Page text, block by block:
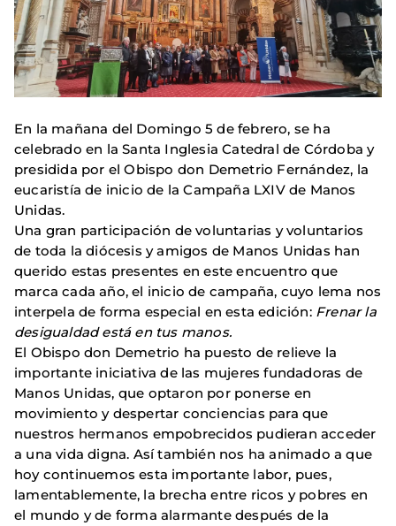
En la mañana del Domingo 5 de febrero, se ha
celebrado en la Santa Inglesia Catedral de Córdoba y
presidida por el Obispo don Demetrio Fernández, la
eucaristía de inicio de la Campaña LXIV de Manos
Unidas.
Una gran participación de voluntarias y voluntarios
de toda la diócesis y amigos de Manos Unidas han
querido estas presentes en este encuentro que
marca cada año, el inicio de campaña, cuyo lema nos
interpela de forma especial en esta edición: Frenar la
desigualdad está en tus manos.
El Obispo don Demetrio ha puesto de relieve la
importante iniciativa de las mujeres fundadoras de
Manos Unidas, que optaron por ponerse en
movimiento y despertar conciencias para que
nuestros hermanos empobrecidos pudieran acceder
a una vida digna. Así también nos ha animado a que
hoy continuemos esta importante labor, pues,
lamentablemente, la brecha entre ricos y pobres en
el mundo y de forma alarmante después de la